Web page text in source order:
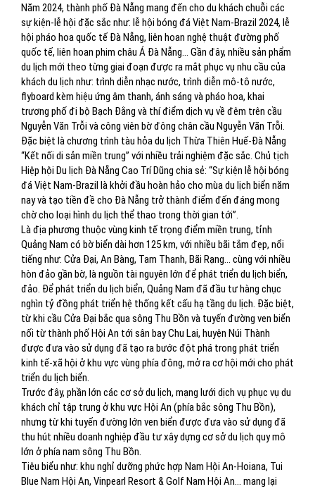
Năm 2024, thành phố Đà Nẵng mang đến cho du khách chuỗi các
sự kiện-lễ hội đặc sắc như: lễ hội bóng đá Việt Nam-Brazil 2024, lễ
hội pháo hoa quốc tế Đà Nẵng, liên hoan nghệ thuật đường phố
quốc tế, liên hoan phim châu Á Đà Nẵng... Gần đây, nhiều sản phẩm
du lịch mới theo từng giai đoạn được ra mắt phục vụ nhu cầu của
khách du lịch như: trình diễn nhạc nước, trình diễn mô-tô nước,
flyboard kèm hiệu ứng âm thanh, ánh sáng và pháo hoa, khai
trương phố đi bộ Bạch Đằng và thí điểm dịch vụ về đêm trên cầu
Nguyễn Văn Trỗi và công viên bờ đông chân cầu Nguyễn Văn Trỗi.
Đặc biệt là chương trình tàu hỏa du lịch Thừa Thiên Huế-Đà Nẵng
“Kết nối di sản miền trung” với nhiều trải nghiệm đặc sắc. Chủ tịch
Hiệp hội Du lịch Đà Nẵng Cao Trí Dũng chia sẻ: “Sự kiện lễ hội bóng
đá Việt Nam-Brazil là khởi đầu hoàn hảo cho mùa du lịch biển năm
nay và tạo tiền đề cho Đà Nẵng trở thành điểm đến đáng mong
chờ cho loại hình du lịch thể thao trong thời gian tới”.
Là địa phương thuộc vùng kinh tế trọng điểm miền trung, tỉnh
Quảng Nam có bờ biển dài hơn 125 km, với nhiều bãi tắm đẹp, nổi
tiếng như: Cửa Đại, An Bàng, Tam Thanh, Bãi Rạng... cùng với nhiều
hòn đảo gần bờ, là nguồn tài nguyên lớn để phát triển du lịch biển,
đảo. Để phát triển du lịch biển, Quảng Nam đã đầu tư hàng chục
nghìn tỷ đồng phát triển hệ thống kết cấu hạ tầng du lịch. Đặc biệt,
từ khi cầu Cửa Đại bắc qua sông Thu Bồn và tuyến đường ven biển
nối từ thành phố Hội An tới sân bay Chu Lai, huyện Núi Thành
được đưa vào sử dụng đã tạo ra bước đột phá trong phát triển
kinh tế-xã hội ở khu vực vùng phía đông, mở ra cơ hội mới cho phát
triển du lịch biển.
Trước đây, phần lớn các cơ sở du lịch, mạng lưới dịch vụ phục vụ du
khách chỉ tập trung ở khu vực Hội An (phía bắc sông Thu Bồn),
nhưng từ khi tuyến đường lớn ven biển được đưa vào sử dụng đã
thu hút nhiều doanh nghiệp đầu tư xây dựng cơ sở du lịch quy mô
lớn ở phía nam sông Thu Bồn.
Tiêu biểu như: khu nghỉ dưỡng phức hợp Nam Hội An-Hoiana, Tui
Blue Nam Hội An, Vinpearl Resort & Golf Nam Hội An... mang lại